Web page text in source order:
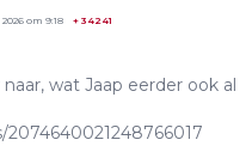
om 9:18 + 34241
wat Jaap eerder ook al